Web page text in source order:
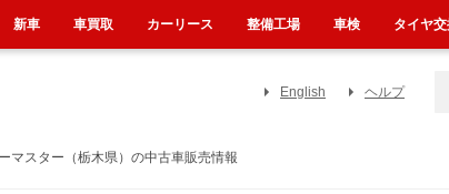
スター（栃木県）の中古車販売情報
English ヘルプ
新車 車買取 カーリース 整備工場 車検 タイヤ